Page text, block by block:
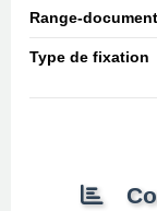
Range-
Type de fixation